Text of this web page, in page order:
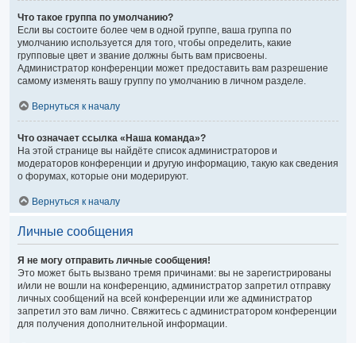
Что такое группа по умолчанию?
Если вы состоите более чем в одной группе, ваша группа по
умолчанию используется для того, чтобы определить, какие
групповые цвет и звание должны быть вам присвоены.
Администратор конференции может предоставить вам разрешение
самому изменять вашу группу по умолчанию в личном разделе.
Вернуться к началу
Что означает ссылка «Наша команда»?
На этой странице вы найдёте список администраторов и
модераторов конференции и другую информацию, такую как сведения
о форумах, которые они модерируют.
Вернуться к началу
Личные сообщения
Я не могу отправить личные сообщения!
Это может быть вызвано тремя причинами: вы не зарегистрированы
и/или не вошли на конференцию, администратор запретил отправку
личных сообщений на всей конференции или же администратор
запретил это вам лично. Свяжитесь с администратором конференции
для получения дополнительной информации.